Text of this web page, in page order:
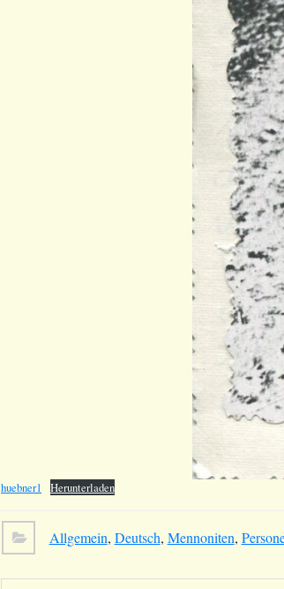
huebner1 Herunterladen
Allgemein, Deutsch, Mennoniten,